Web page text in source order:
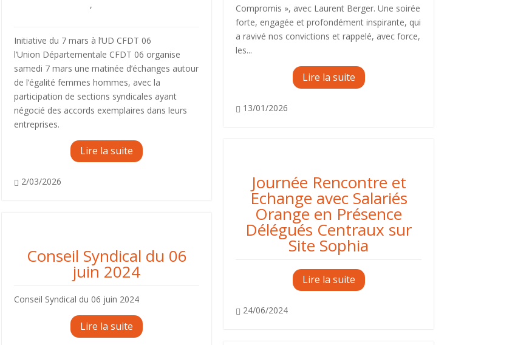
,
Initiative du 7 mars à l’UD CFDT 06
l’Union Départementale CFDT 06 organise
samedi 7 mars une matinée d’échanges autour
de l’égalité femmes hommes, avec la
participation de sections syndicales ayant
négocié des accords exemplaires dans leurs
entreprises.
Lire la suite
 2/03/2026
Compromis », avec Laurent Berger. Une soirée
forte, engagée et profondément inspirante, qui
a ravivé nos convictions et rappelé, avec force,
les...
Lire la suite
 13/01/2026
Journée Rencontre et
Echange avec Salariés
Orange en Présence
Délégués Centraux sur
Site Sophia
Lire la suite
 24/06/2024
Conseil Syndical du 06
juin 2024
Conseil Syndical du 06 juin 2024
Lire la suite